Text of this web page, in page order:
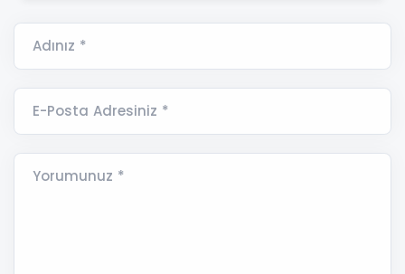
Adınız *
E-Posta Adresiniz *
Yorumunuz *